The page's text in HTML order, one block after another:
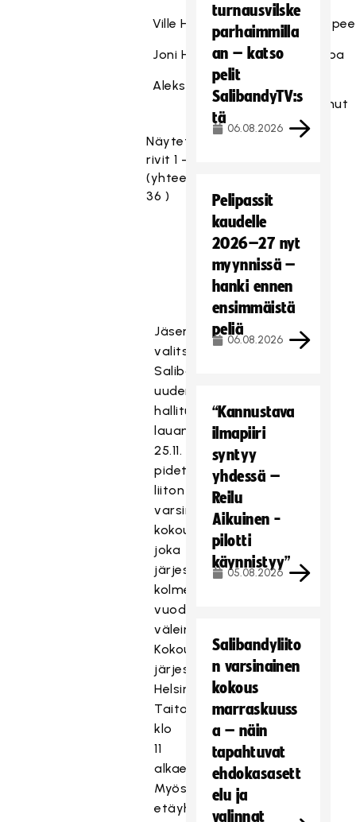
Ville Heiska 2006 Happee
Joni Hiltunen 2006 Josba
Aleksi Hono 2006
Karhut
Näytetään
rivit 1 - 10
(yhteensä
36 )
Jäsenistö
valitsee
Salibandyliitolle
uuden
hallituksen
lauantaina
25.11.
pidettävässä
liiton
varsinaisessa
kokouksessa,
joka
järjestetään
kolmen
vuoden
välein.
Kokous
järjestetään
Helsingissä
Taitotalossa
klo
11
alkaen.
Myös
etäyhteydellä
turnausvilske
parhaimmilla
an – katso
pelit
SalibandyTV:s
tä
06.08.2026
Pelipassit
kaudelle
2026–27 nyt
myynnissä –
hanki ennen
ensimmäistä
peliä
06.08.2026
“Kannustava
ilmapiiri
syntyy
yhdessä –
Reilu
Aikuinen -
pilotti
käynnistyy”
05.08.2026
Salibandyliito
n varsinainen
kokous
marraskuuss
a – näin
tapahtuvat
ehdokasasett
elu ja
valinnat